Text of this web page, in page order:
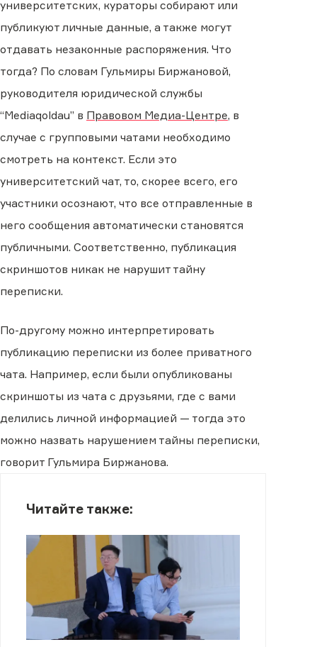
университетских, кураторы собирают или
публикуют личные данные, а также могут
отдавать незаконные распоряжения. Что
тогда? По словам Гульмиры Биржановой,
руководителя юридической службы
“Mediaqoldau” в Правовом Медиа-Центре, в
случае с групповыми чатами необходимо
смотреть на контекст. Если это
университетский чат, то, скорее всего, его
участники осознают, что все отправленные в
него сообщения автоматически становятся
публичными. Соответственно, публикация
скриншотов никак не нарушит тайну
переписки.
По-другому можно интерпретировать
публикацию переписки из более приватного
чата. Например, если были опубликованы
скриншоты из чата с друзьями, где с вами
делились личной информацией — тогда это
можно назвать нарушением тайны переписки,
говорит Гульмира Биржанова.
Читайте также: